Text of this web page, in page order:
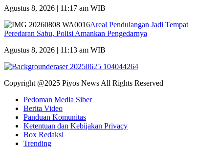
Agustus 8, 2026 | 11:17 am WIB
Areal Pendulangan Jadi Tempat
Peredaran Sabu, Polisi Amankan Pengedarnya
Agustus 8, 2026 | 11:13 am WIB
Copyright @2025 Piyos News All Rights Reserved
Pedoman Media Siber
Berita Video
Panduan Komunitas
Ketentuan dan Kebijakan Privacy
Box Redaksi
Trending